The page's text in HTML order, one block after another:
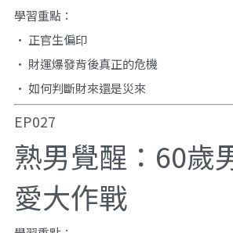
學習重點：
• 正官生偏印
• 財運爆發背後真正的危機
• 如何判斷財來還是災來
EP027
熟男覺醒：60歲
愛大作戰